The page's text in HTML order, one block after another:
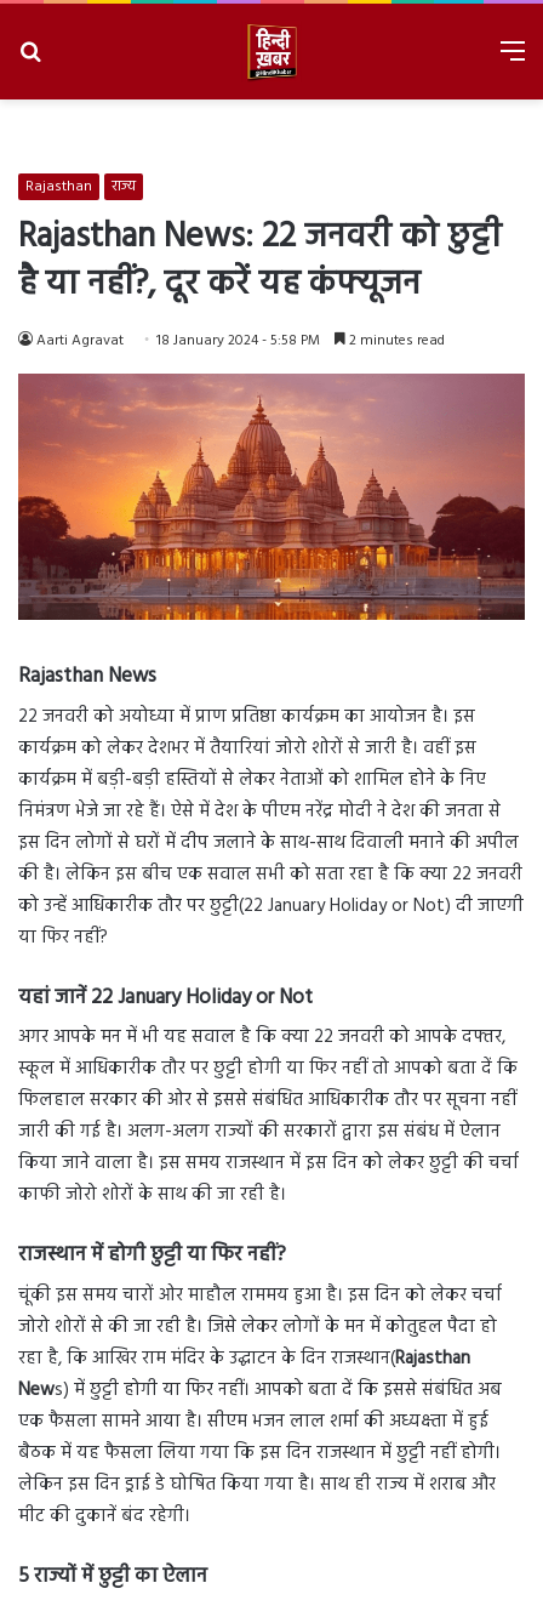
Rajasthan राज्य
Rajasthan News: 22 जनवरी को छुट्टी
है या नहीं?, दूर करें यह कंफ्यूजन
Aarti Agravat 18 January 2024 - 5:58 PM 2 minutes read
Rajasthan News
22 जनवरी को अयोध्या में प्राण प्रतिष्ठा कार्यक्रम का आयोजन है। इस
कार्यक्रम को लेकर देशभर में तैयारियां जोरो शोरों से जारी है। वहीं इस
कार्यक्रम में बड़ी-बड़ी हस्तियों से लेकर नेताओं को शामिल होने के निए
निमंत्रण भेजे जा रहे हैं। ऐसे में देश के पीएम नरेंद्र मोदी ने देश की जनता से
इस दिन लोगों से घरों में दीप जलाने के साथ-साथ दिवाली मनाने की अपील
की है। लेकिन इस बीच एक सवाल सभी को सता रहा है कि क्या 22 जनवरी
को उन्हें आधिकारीक तौर पर छुट्टी(22 January Holiday or Not) दी जाएगी
या फिर नहीं?
यहां जानें 22 January Holiday or Not
अगर आपके मन में भी यह सवाल है कि क्या 22 जनवरी को आपके दफ्तर,
स्कूल में आधिकारीक तौर पर छुट्टी होगी या फिर नहीं तो आपको बता दें कि
फिलहाल सरकार की ओर से इससे संबंधित आधिकारीक तौर पर सूचना नहीं
जारी की गई है। अलग-अलग राज्यों की सरकारों द्वारा इस संबंध में ऐलान
किया जाने वाला है। इस समय राजस्थान में इस दिन को लेकर छुट्टी की चर्चा
काफी जोरो शोरों के साथ की जा रही है।
राजस्थान में होगी छुट्टी या फिर नहीं?
चूंकी इस समय चारों ओर माहौल राममय हुआ है। इस दिन को लेकर चर्चा
जोरो शोरों से की जा रही है। जिसे लेकर लोगों के मन में कोतुहल पैदा हो
रहा है, कि आखिर राम मंदिर के उद्घाटन के दिन राजस्थान(Rajasthan
News) में छुट्टी होगी या फिर नहीं। आपको बता दें कि इससे संबंधित अब
एक फैसला सामने आया है। सीएम भजन लाल शर्मा की अध्यक्ष्ता में हुई
बैठक में यह फैसला लिया गया कि इस दिन राजस्थान में छुट्टी नहीं होगी।
लेकिन इस दिन ड्राई डे घोषित किया गया है। साथ ही राज्य में शराब और
मीट की दुकानें बंद रहेगी।
5 राज्यों में छुट्टी का ऐलान